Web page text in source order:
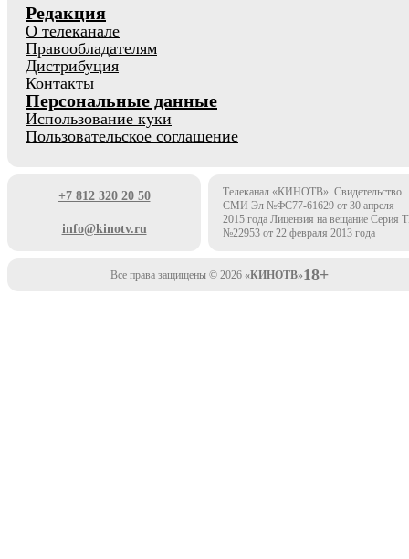
Редакция
О телеканале
Правообладателям
Дистрибуция
Контакты
Персональные данные
Использование куки
Пользовательское соглашение
+7 812 320 20 50
info@kinotv.ru
Телеканал «КИНОТВ». Свидетельство
СМИ Эл №ФС77-61629 от 30 апреля
2015 года Лицензия на вещание Серия
№22953 от 22 февраля 2013 года
Все права защищены © 2026 «КИНОТВ»18+